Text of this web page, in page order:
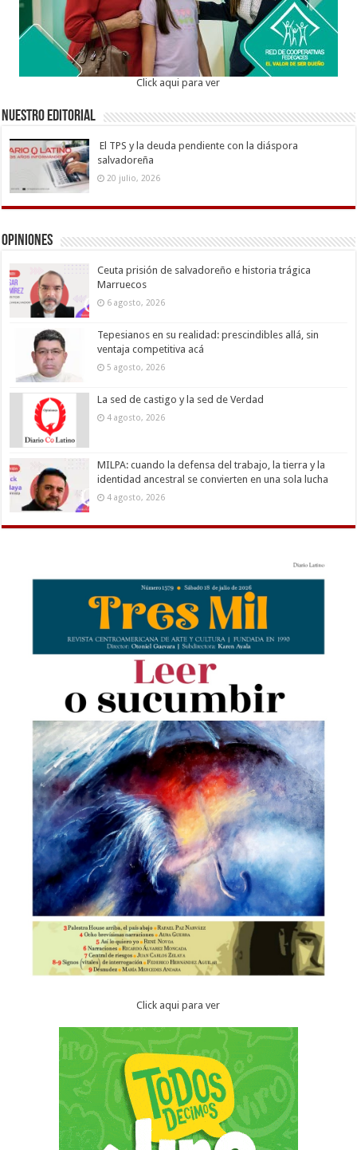
Click aqui para ver
Nuestro Editorial
El TPS y la deuda pendiente con la diáspora
salvadoreña
20 julio, 2026
Opiniones
Ceuta prisión de salvadoreño e historia trágica
Marruecos
6 agosto, 2026
Tepesianos en su realidad: prescindibles allá, sin
ventaja competitiva acá
5 agosto, 2026
La sed de castigo y la sed de Verdad
4 agosto, 2026
MILPA: cuando la defensa del trabajo, la tierra y la
identidad ancestral se convierten en una sola lucha
4 agosto, 2026
Click aqui para ver